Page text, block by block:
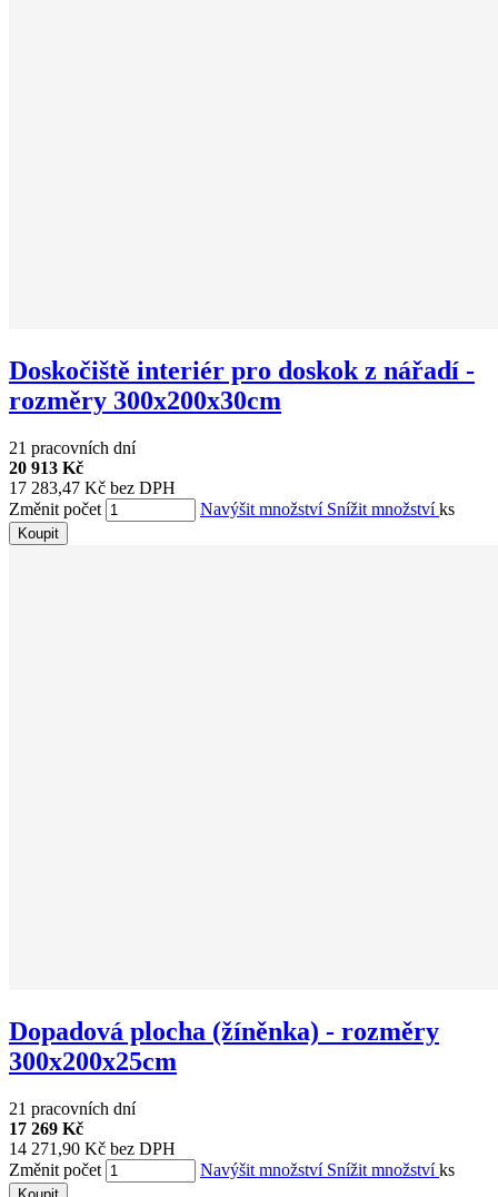
Doskočiště interiér pro doskok z nářadí -
rozměry 300x200x30cm
21 pracovních dní
20 913 Kč
17 283,47 Kč bez DPH
Změnit počet
Navýšit množství Snížit množstvíks
Koupit
Dopadová plocha (žíněnka) - rozměry
300x200x25cm
21 pracovních dní
17 269 Kč
14 271,90 Kč bez DPH
Změnit počet
Navýšit množství Snížit množstvíks